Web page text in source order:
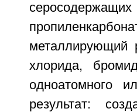
серосодержащих
металлирующий
хлорида,
одноатомного
результат: